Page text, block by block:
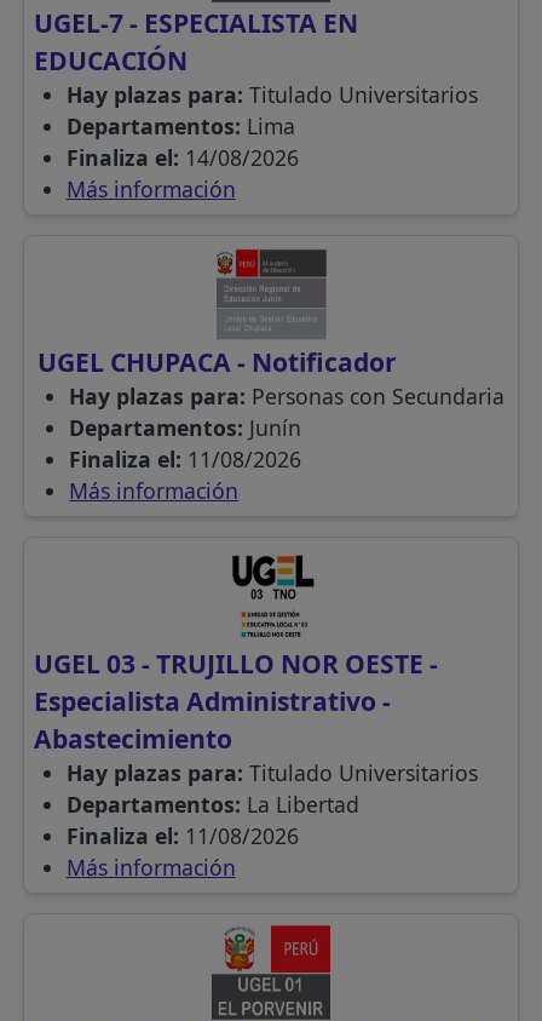
UGEL-7 - ESPECIALISTA EN
EDUCACIÓN
Hay plazas para: Titulado Universitarios
Departamentos: Lima
Finaliza el: 14/08/2026
Más información
UGEL CHUPACA - Notificador
Hay plazas para: Personas con Secundaria
Departamentos: Junín
Finaliza el: 11/08/2026
Más información
UGEL 03 - TRUJILLO NOR OESTE -
Especialista Administrativo -
Abastecimiento
Hay plazas para: Titulado Universitarios
Departamentos: La Libertad
Finaliza el: 11/08/2026
Más información